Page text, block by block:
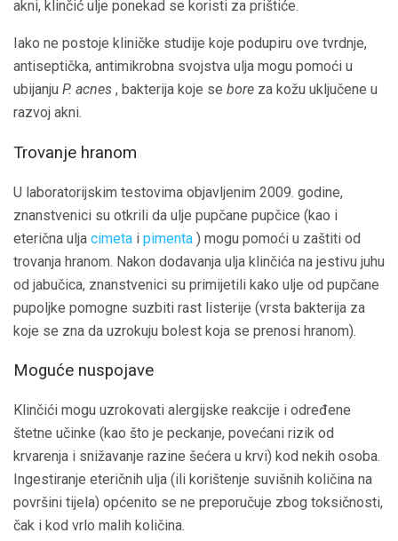
akni, klinčić ulje ponekad se koristi za prištiće.
Iako ne postoje kliničke studije koje podupiru ove tvrdnje,
antiseptička, antimikrobna svojstva ulja mogu pomoći u
ubijanju P. acnes , bakterija koje se bore za kožu uključene u
razvoj akni.
Trovanje hranom
U laboratorijskim testovima objavljenim 2009. godine,
znanstvenici su otkrili da ulje pupčane pupčice (kao i
eterična ulja cimeta i pimenta ) mogu pomoći u zaštiti od
trovanja hranom. Nakon dodavanja ulja klinčića na jestivu juhu
od jabučica, znanstvenici su primijetili kako ulje od pupčane
pupoljke pomogne suzbiti rast listerije (vrsta bakterija za
koje se zna da uzrokuju bolest koja se prenosi hranom).
Moguće nuspojave
Klinčići mogu uzrokovati alergijske reakcije i određene
štetne učinke (kao što je peckanje, povećani rizik od
krvarenja i snižavanje razine šećera u krvi) kod nekih osoba.
Ingestiranje eteričnih ulja (ili korištenje suvišnih količina na
površini tijela) općenito se ne preporučuje zbog toksičnosti,
čak i kod vrlo malih količina.